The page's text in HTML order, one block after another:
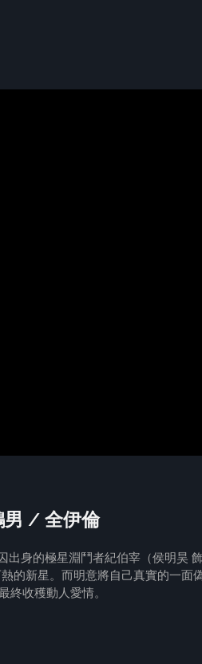
/ 全伊倫
出身的極星淵鬥者紀伯宰（侯明昊
的新星。而明意將自己真實的一面
終收穫動人愛情。